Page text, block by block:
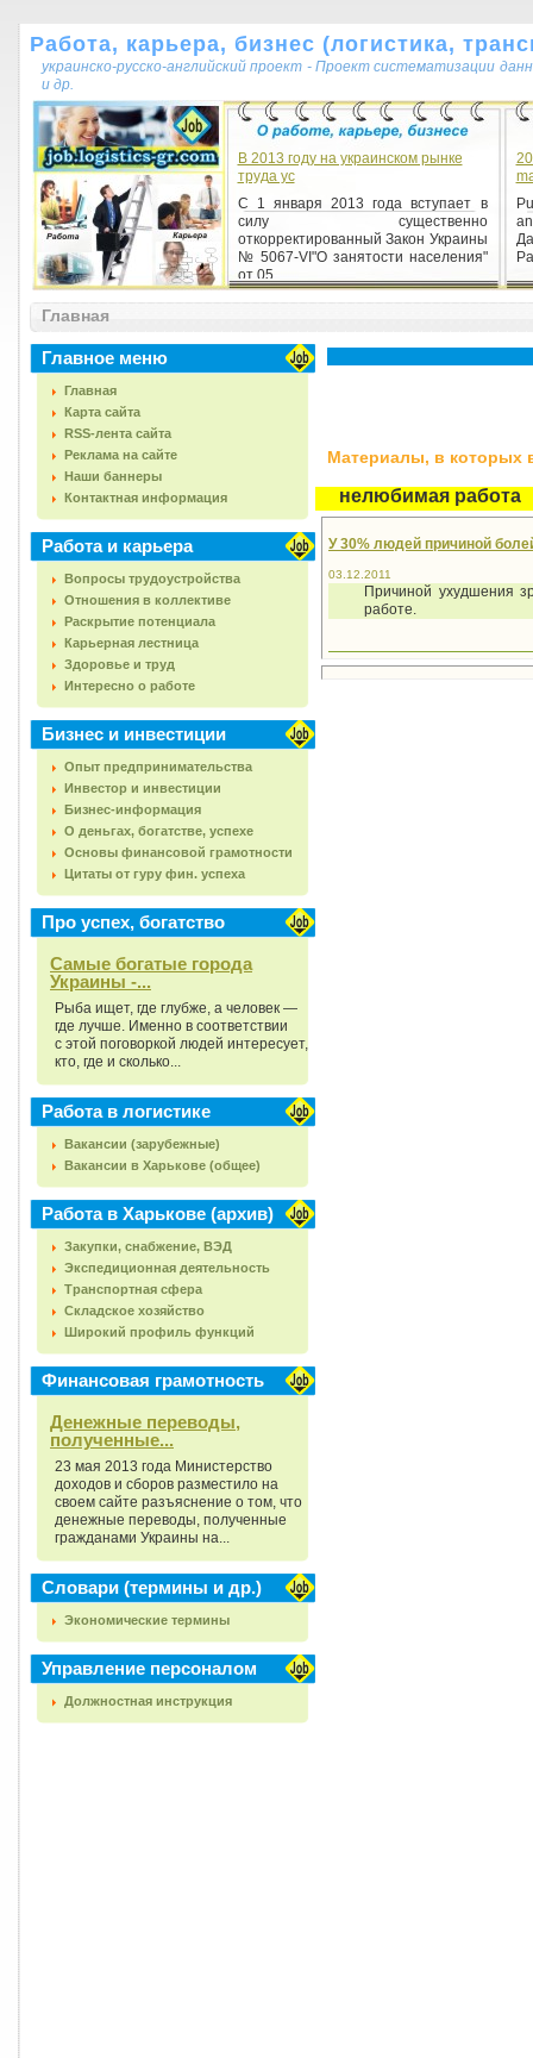
Работа, карьера, бизнес (логистика,
украинско-русско-английский проект - Проект систематизации
и др.
В 2013 году на украинском рынке
труда ус
С 1 января 2013 года вступает в
силу существенно
откорректированный Закон Украины
№ 5067-VI"О занятости населения"
от 05...
Главная
Главное меню
Главная
Карта сайта
RSS-лента сайта
Реклама на сайте
Наши баннеры
Контактная информация
Работа и карьера
Вопросы трудоустройства
Отношения в коллективе
Раскрытие потенциала
Карьерная лестница
Здоровье и труд
Интересно о работе
Бизнес и инвестиции
Опыт предпринимательства
Инвестор и инвестиции
Бизнес-информация
О деньгах, богатстве, успехе
Основы финансовой грамотности
Цитаты от гуру фин. успеха
Про успех, богатство
Самые богатые города
Украины -...
Рыба ищет, где глубже, а человек —
где лучше. Именно в соответствии
с этой поговоркой людей интересует,
кто, где и сколько...
Работа в логистике
Вакансии (зарубежные)
Вакансии в Харькове (общее)
Работа в Харькове (архив)
Закупки, снабжение, ВЭД
Экспедиционная деятельность
Транспортная сфера
Складское хозяйство
Широкий профиль функций
Финансовая грамотность
Денежные переводы,
полученные...
23 мая 2013 года Министерство
доходов и сборов разместило на
своем сайте разъяснение о том, что
денежные переводы, полученные
гражданами Украины на...
Словари (термины и др.)
Экономические термины
Управление персоналом
Должностная инструкция
Материалы, в которых
нелюбимая работа
У 30% людей причиной
03.12.2011
Причиной ухудшения
работе.